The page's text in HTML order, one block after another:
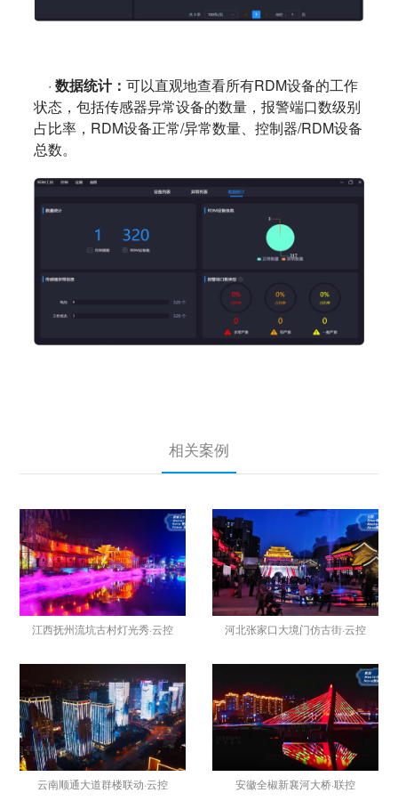
·数据统计：可以直观地查看所有RDM设备的工作
状态，包括传感器异常设备的数量，报警端口数级别
占比率，RDM设备正常/异常数量、控制器/RDM设备
总数。
相关案例
江西抚州流坑古村灯光秀·云控 河北张家口大境门仿古街·云控
云南顺通大道群楼联动·云控 安徽全椒新襄河大桥·联控